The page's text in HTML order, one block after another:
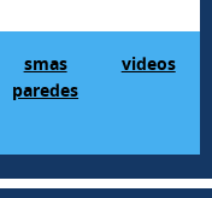
smas
paredes
videos